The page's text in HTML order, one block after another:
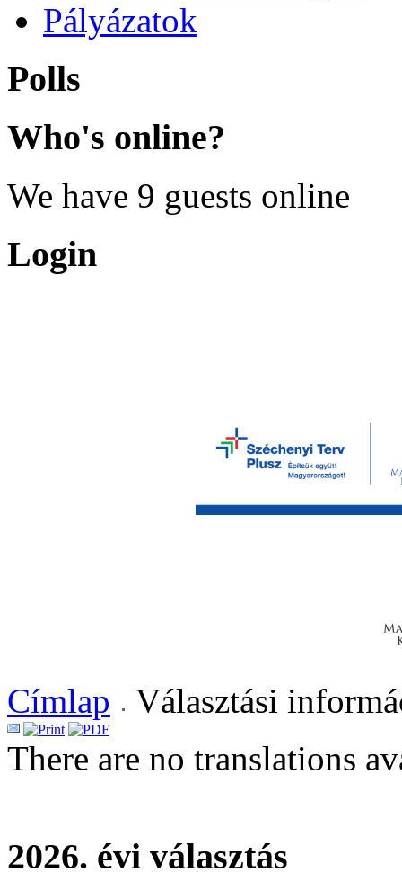
Pályázatok
Polls
Who's online?
We have 9 guests online
Login
Címlap
Választási
There are no translations
2026. évi választás